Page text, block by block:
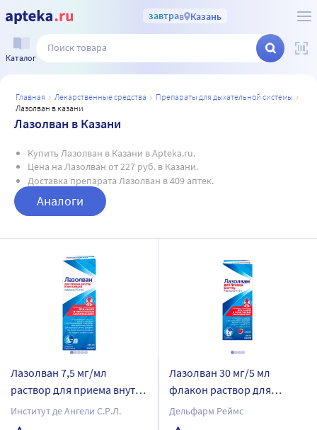
завтрав Казань
Каталог
главная лекарственные средства
препараты для дыхательной системы
лазолван в казани
Лазолван в Казани
Купить Лазолван в Казани в Apteka.ru.
Цена на Лазолван от 227 руб. в Казани.
Доставка препарата Лазолван в 409 аптек.
Аналоги
Лазолван 7,5 мг/мл
раствор для приема внутрь
и ингаляций 100 мл
Институт де Ангели С.Р.Л.
Лазолван 30 мг/5 мл
флакон раствор для
приема внутрь 100 мл
Дельфарм Реймс